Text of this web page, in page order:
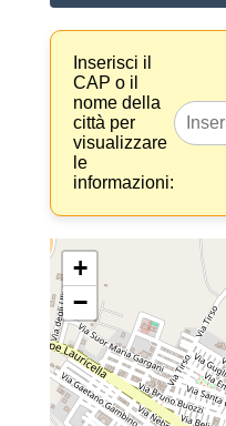
Inserisci il
CAP o il
nome della
città per
visualizzare
le
informazioni:
+
−